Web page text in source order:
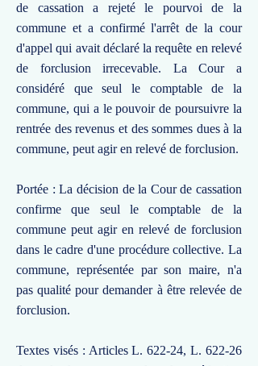
de cassation a rejeté le pourvoi de la
commune et a confirmé l'arrêt de la cour
d'appel qui avait déclaré la requête en relevé
de forclusion irrecevable. La Cour a
considéré que seul le comptable de la
commune, qui a le pouvoir de poursuivre la
rentrée des revenus et des sommes dues à la
commune, peut agir en relevé de forclusion.
Portée : La décision de la Cour de cassation
confirme que seul le comptable de la
commune peut agir en relevé de forclusion
dans le cadre d'une procédure collective. La
commune, représentée par son maire, n'a
pas qualité pour demander à être relevée de
forclusion.
Textes visés : Articles L. 622-24, L. 622-26